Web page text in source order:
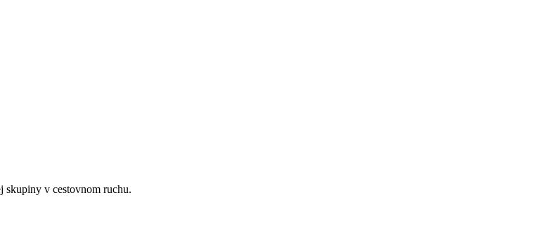
zahrnutá v cene zájazdu a musí byť uhradená klientom priamo na recepcii hotela. Rozsah a kvalita uvedených služieb
opatrení v danej destinácii.
skupiny v cestovnom ruchu.